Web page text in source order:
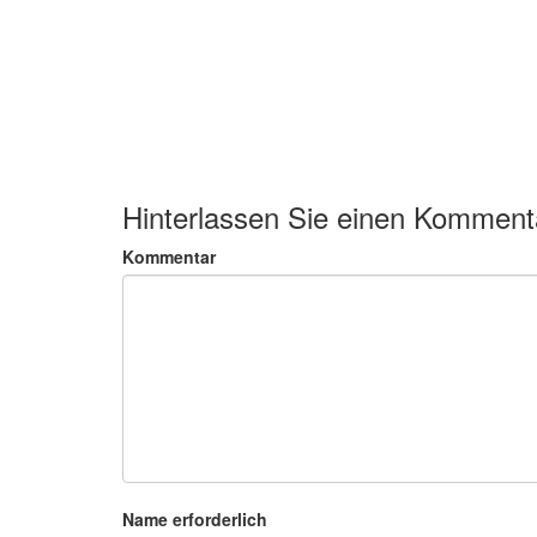
Hinterlassen Sie einen
Kommentar
Name erforderlich